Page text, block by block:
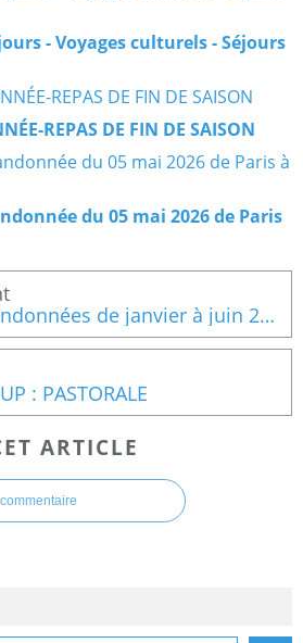
- Voyages culturels - Séjours
REPAS DE FIN DE SAISON
du 05 mai 2026 de Paris
Programme de randonnées de janvier à juin 2023
: PASTORALE
ARTICLE